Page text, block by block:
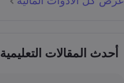
أحدث المقالات التعليمية